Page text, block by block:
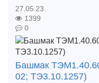
27.05.23
1399
0
Башмак
02; ТЭ3.10.1257)